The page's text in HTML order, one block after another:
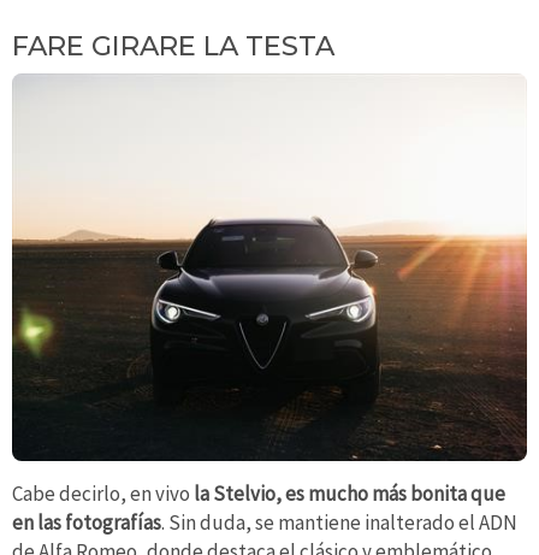
FARE GIRARE LA TESTA
Cabe decirlo, en vivo la Stelvio, es mucho más bonita que
en las fotografías. Sin duda, se mantiene inalterado el ADN